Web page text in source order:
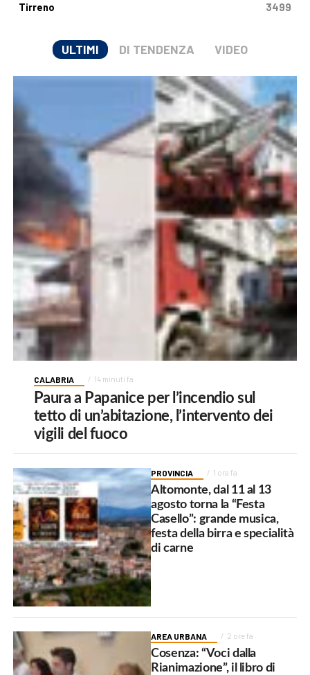
Tirreno 3499
ULTIMI DI TENDENZA VIDEO
CALABRIA 14 minuti fa
Paura a Papanice per l’incendio sul
tetto di un’abitazione, l’intervento dei
vigili del fuoco
PROVINCIA 1 ora fa
Altomonte, dal 11 al 13
agosto torna la “Festa
Casello”: grande musica,
festa della birra e specialità
di carne
AREA URBANA 2 ore fa
Cosenza: “Voci dalla
Rianimazione”, il libro di